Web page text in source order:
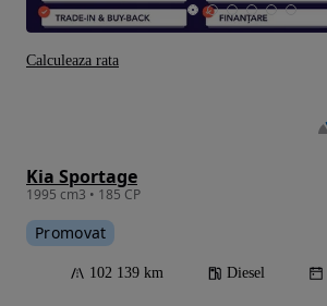
Kia Sportage
1995 cm3 • 185 CP
Promovat
102 139 km Diesel
Calculeaza rata